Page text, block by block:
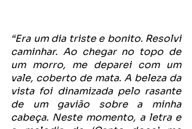
“Era um dia triste e bonito. Resolvi
caminhar. Ao chegar no topo de
um morro, me deparei com um
vale, coberto de mata. A beleza da
vista foi dinamizada pelo rasante
de um gavião sobre a minha
cabeça. Neste momento, a letra e